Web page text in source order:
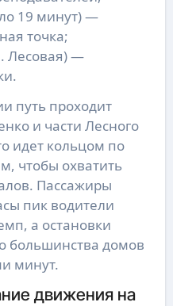
19 минут) —
точка;
Лесовая) —
путь проходит
и части Лесного
идет кольцом по
чтобы охватить
Пассажиры
пик водители
а остановки
большинства домов
минут.
движения на